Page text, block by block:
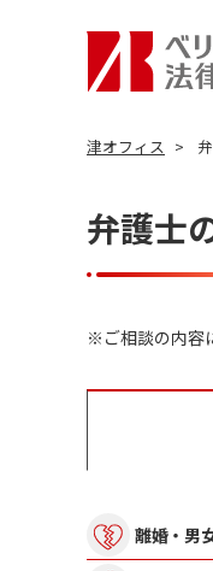
津オフィス
弁護士
ご相談の内容
離婚・男